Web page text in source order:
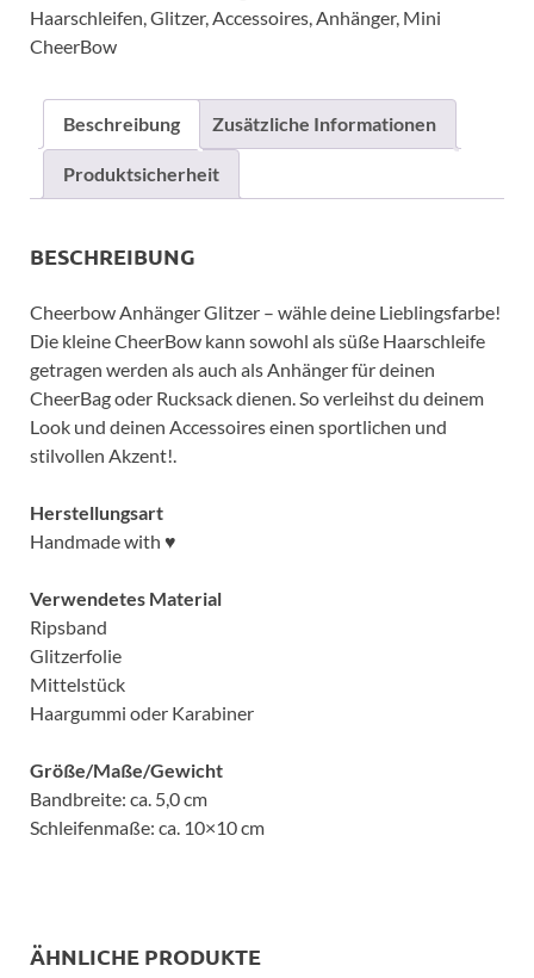
Haarschleifen,Glitzer,Accessoires,Anhänger, Mini
CheerBow
Beschreibung Zusätzliche Informationen
Produktsicherheit
BESCHREIBUNG
Cheerbow Anhänger Glitzer – wähle deine Lieblingsfarbe!
Die kleine CheerBow kann sowohl als süße Haarschleife
getragen werden als auch als Anhänger für deinen
CheerBag oder Rucksack dienen. So verleihst du deinem
Look und deinen Accessoires einen sportlichen und
stilvollen Akzent!.
Herstellungsart
Handmade with ♥
Verwendetes Material
Ripsband
Glitzerfolie
Mittelstück
Haargummi oder Karabiner
Größe/Maße/Gewicht
Bandbreite: ca. 5,0 cm
Schleifenmaße: ca. 10×10 cm
ÄHNLICHE PRODUKTE